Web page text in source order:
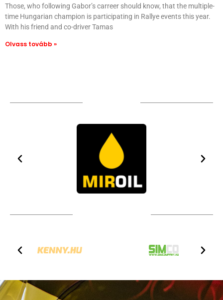
Those, who following Gabor’s carreer should know, that the multiple-
time Hungarian champion is participating in Rallye events this year.
With his friend and co-driver Tamas
Olvass tovább »